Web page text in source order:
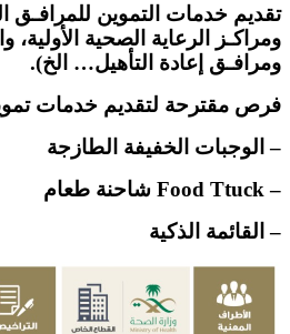
تقديم خدمات التموين للمرافـق
ومراكـز الرعاية الصحية الأولية،
ومرافـق إعادة التأهيل… الخ).
فرص مقترحة لتقديم خدمات
– الوجبات الخفيفة الطازجة
– Food Ttuck شاحنة طعام
– القائمة الذكية